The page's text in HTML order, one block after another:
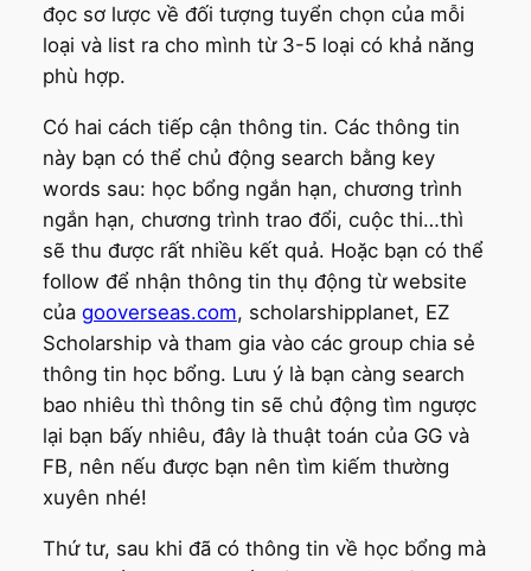
đọc sơ lược về đối tượng tuyển chọn của mỗi
loại và list ra cho mình từ 3-5 loại có khả năng
phù hợp.
Có hai cách tiếp cận thông tin. Các thông tin
này bạn có thể chủ động search bằng key
words sau: học bổng ngắn hạn, chương trình
ngắn hạn, chương trình trao đổi, cuộc thi…thì
sẽ thu được rất nhiều kết quả. Hoặc bạn có thể
follow để nhận thông tin thụ động từ website
của gooverseas.com, scholarshipplanet, EZ
Scholarship và tham gia vào các group chia sẻ
thông tin học bổng. Lưu ý là bạn càng search
bao nhiêu thì thông tin sẽ chủ động tìm ngược
lại bạn bấy nhiêu, đây là thuật toán của GG và
FB, nên nếu được bạn nên tìm kiếm thường
xuyên nhé!
Thứ tư, sau khi đã có thông tin về học bổng mà